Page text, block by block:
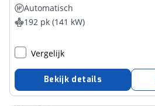
Automatisch
192 pk (141 kW)
Vergelijk
Bekijk details